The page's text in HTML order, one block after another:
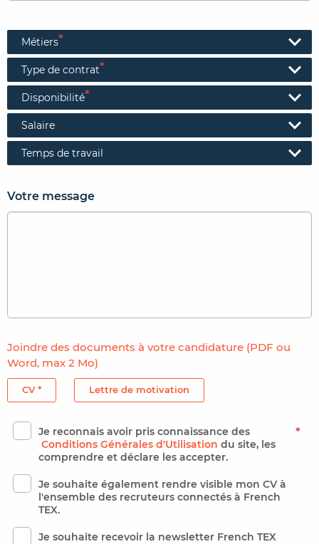
Métiers*
Type de contrat*
Disponibilité*
Salaire
Temps de travail
Votre message
Joindre des documents à votre candidature (PDF ou
Word, max 2 Mo)
CV * Lettre de motivation
Je reconnais avoir pris connaissance des
Conditions Générales d'Utilisation du site, les
comprendre et déclare les accepter.
*
Je souhaite également rendre visible mon CV à
l'ensemble des recruteurs connectés à French
TEX.
Je souhaite recevoir la newsletter French TEX